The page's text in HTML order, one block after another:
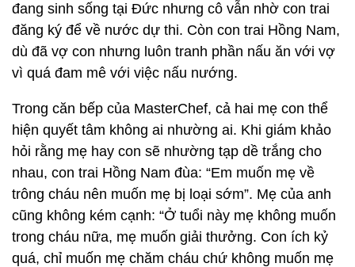
đang sinh sống tại Đức nhưng cô vẫn nhờ con trai
đăng ký để về nước dự thi. Còn con trai Hồng Nam,
dù đã vợ con nhưng luôn tranh phần nấu ăn với vợ
vì quá đam mê với việc nấu nướng.
Trong căn bếp của MasterChef, cả hai mẹ con thể
hiện quyết tâm không ai nhường ai. Khi giám khảo
hỏi rằng mẹ hay con sẽ nhường tạp dề trắng cho
nhau, con trai Hồng Nam đùa: “Em muốn mẹ về
trông cháu nên muốn mẹ bị loại sớm”. Mẹ của anh
cũng không kém cạnh: “Ở tuổi này mẹ không muốn
trong cháu nữa, mẹ muốn giải thưởng. Con ích kỷ
quá, chỉ muốn mẹ chăm cháu chứ không muốn mẹ